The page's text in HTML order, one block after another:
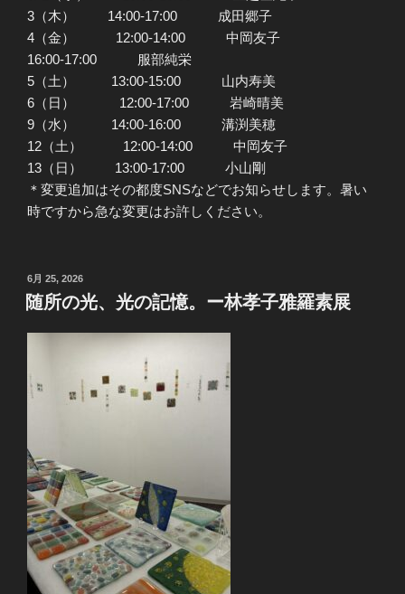
3（木） 14:00-17:00 成田郷子
4（金） 12:00-14:00 中岡友子
16:00-17:00 服部純栄
5（土） 13:00-15:00 山内寿美
6（日） 12:00-17:00 岩崎晴美
9（水） 14:00-16:00 溝渕美穂
12（土） 12:00-14:00 中岡友子
13（日） 13:00-17:00 小山剛
＊変更追加はその都度SNSなどでお知らせします。暑い
時ですから急な変更はお許しください。
投
稿
日:
6月 25, 2026
随所の光、光の記憶。ー林孝子雅羅素展